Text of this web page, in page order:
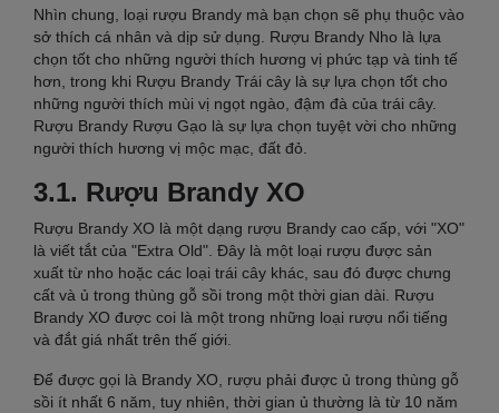
Nhìn chung, loại rượu Brandy mà bạn chọn sẽ phụ thuộc vào
sở thích cá nhân và dịp sử dụng. Rượu Brandy Nho là lựa
chọn tốt cho những người thích hương vị phức tạp và tinh tế
hơn, trong khi Rượu Brandy Trái cây là sự lựa chọn tốt cho
những người thích mùi vị ngọt ngào, đậm đà của trái cây.
Rượu Brandy Rượu Gạo là sự lựa chọn tuyệt vời cho những
người thích hương vị mộc mạc, đất đỏ.
3.1. Rượu Brandy XO
Rượu Brandy XO là một dạng rượu Brandy cao cấp, với "XO"
là viết tắt của "Extra Old". Đây là một loại rượu được sản
xuất từ nho hoặc các loại trái cây khác, sau đó được chưng
cất và ủ trong thùng gỗ sồi trong một thời gian dài. Rượu
Brandy XO được coi là một trong những loại rượu nổi tiếng
và đắt giá nhất trên thế giới.
Để được gọi là Brandy XO, rượu phải được ủ trong thùng gỗ
sồi ít nhất 6 năm, tuy nhiên, thời gian ủ thường là từ 10 năm